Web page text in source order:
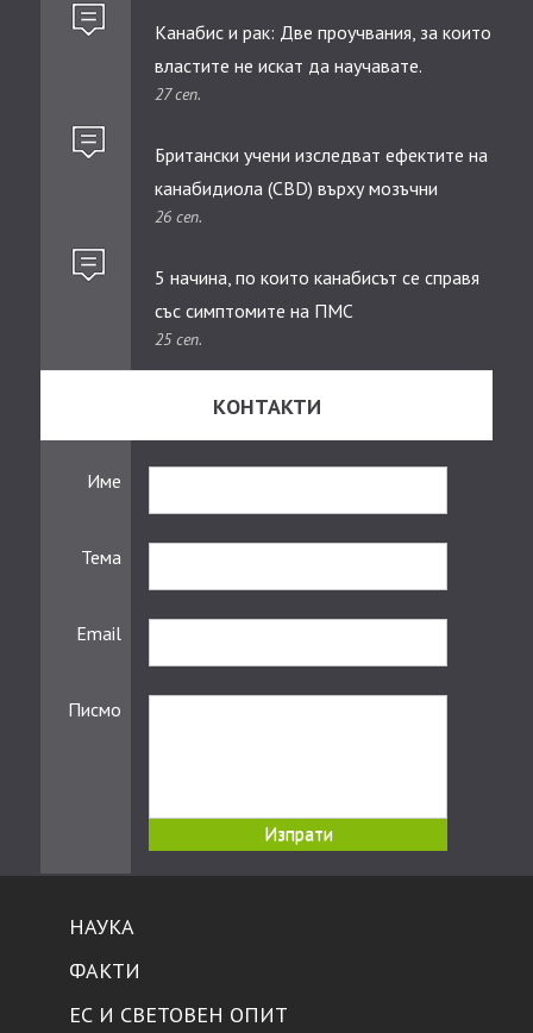
Канабис и рак: Две проучвания, за които
властите не искат да научавате.
27 сеп.
Британски учени изследват ефектите на
канабидиолa (CBD) върху мозъчни
тумори при деца
26 сеп.
5 начина, по които канабисът се справя
със симптомите на ПМС
25 сеп.
КОНТАКТИ
Име
Тема
Email
Писмо
НАУКА
ФАКТИ
ЕС И СВЕТОВЕН ОПИТ